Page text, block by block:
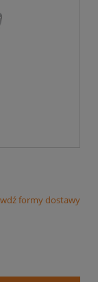
formy dostawy